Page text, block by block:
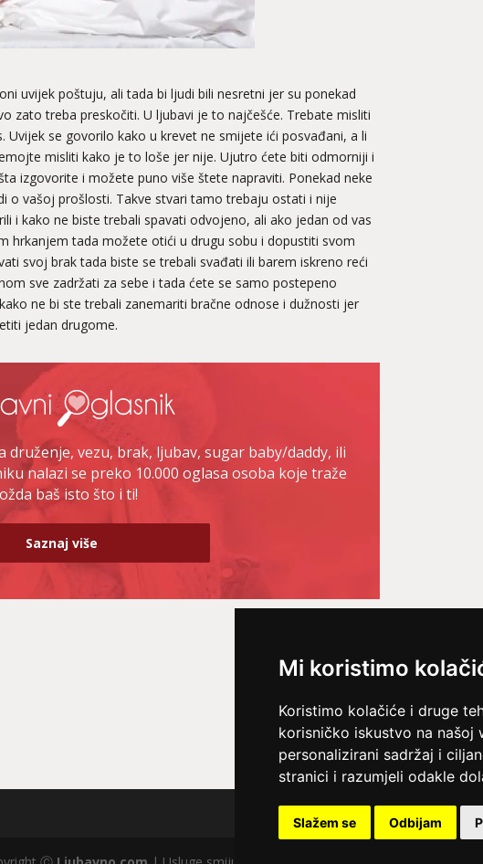
Mi koristimo
Koristimo kolačiće i druge
korisničko iskustvo na našoj
personalizirani sadržaj i
stranici i razumjeli odakle
Slažem se Odbijam
uvijek poštuju, ali tada bi ljudi bili nesretni jer su ponekad
zato treba preskočiti. U ljubavi je to najčešće. Trebate misliti
se govorilo kako u krevet ne smijete ići posvađani, a li
misliti kako je to loše jer nije. Ujutro ćete biti odmorniji i
izgovorite i možete puno više štete napraviti. Ponekad neke
o vašoj prošlosti. Takve stvari tamo trebaju ostati i nije
i kako ne biste trebali spavati odvojeno, ali ako jedan od vas
hrkanjem tada možete otići u drugu sobu i dopustiti svom
svoj brak tada biste se trebali svađati ili barem iskreno reći
sve zadržati za sebe i tada ćete se samo postepeno
ne bi ste trebali zanemariti bračne odnose i dužnosti jer
jedan drugome.
vezu, brak, ljubav, sugar baby/daddy, ili
nalazi se preko 10.000 oglasa osoba koje traže
baš isto što i ti!
Saznaj više